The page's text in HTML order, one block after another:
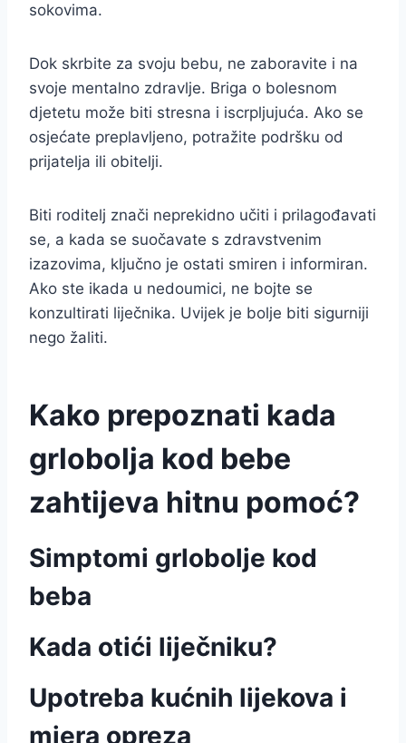
sokovima.
Dok skrbite za svoju bebu, ne zaboravite i na
svoje mentalno zdravlje. Briga o bolesnom
djetetu može biti stresna i iscrpljujuća. Ako se
osjećate preplavljeno, potražite podršku od
prijatelja ili obitelji.
Biti roditelj znači neprekidno učiti i prilagođavati
se, a kada se suočavate s zdravstvenim
izazovima, ključno je ostati smiren i informiran.
Ako ste ikada u nedoumici, ne bojte se
konzultirati liječnika. Uvijek je bolje biti sigurniji
nego žaliti.
Kako prepoznati kada
grlobolja kod bebe
zahtijeva hitnu pomoć?
Simptomi grlobolje kod
beba
Kada otići liječniku?
Upotreba kućnih lijekova i
mjera opreza